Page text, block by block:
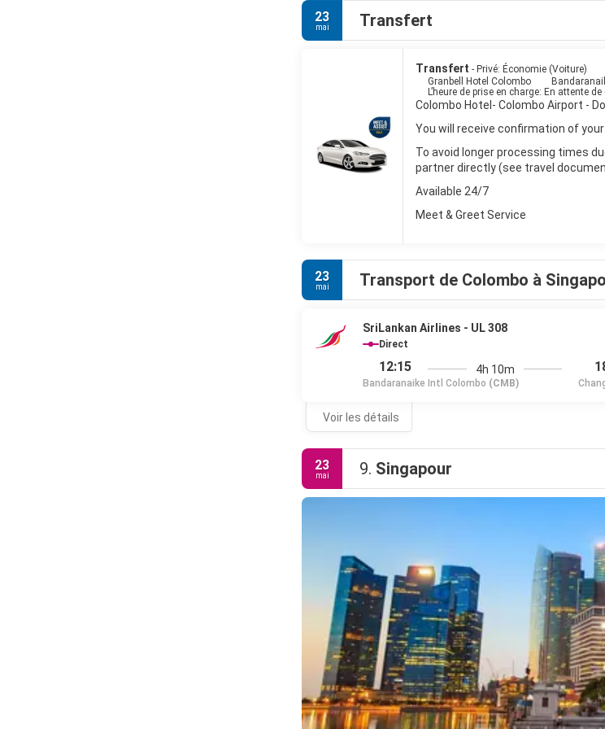
23
mai Transfert
Transfert - Privé: Économie (Voiture)
Granbell Hotel Colombo
L’heure de prise en charge: En attente
Colombo Hotel- Colombo Airport -
You will receive confirmation of
To avoid longer processing times
partner directly (see travel
Available 24/7
Meet & Greet Service
23
mai Transport de Colombo à
SriLankan Airlines - UL 308
Direct
12:15
Bandaranaike Intl Colombo (CMB)
4h 10m
Voir les détails
23
mai 9. Singapour